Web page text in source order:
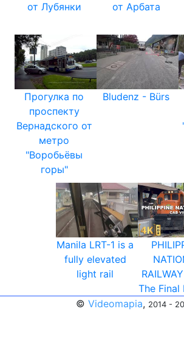
от Лубянки
от Арбата
Прогулка по
проспекту
Вернадского от
метро
"Воробьёвы
горы"
Bludenz - Bürs
Manila LRT-1 is a
fully elevated
light rail
The Final
© Videomapia, 2014 -